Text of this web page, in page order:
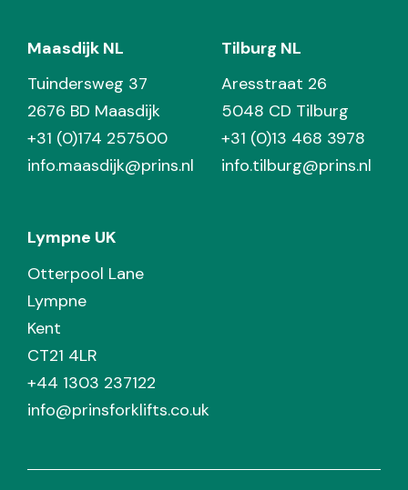
Maasdijk NL
Tuindersweg 37
2676 BD Maasdijk
+31 (0)174 257500
info.maasdijk@prins.nl
Tilburg NL
Aresstraat 26
5048 CD Tilburg
+31 (0)13 468 3978
info.tilburg@prins.nl
Lympne UK
Otterpool Lane
Lympne
Kent
CT21 4LR
+44 1303 237122
info@prinsforklifts.co.uk